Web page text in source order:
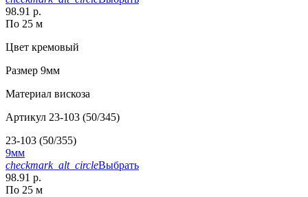
98.91 р.
По 25 м
Цвет кремовый
Размер 9мм
Материал вискоза
Артикул 23-103 (50/345)
23-103 (50/355)
9мм
checkmark_alt_circleВыбрать
98.91 р.
По 25 м